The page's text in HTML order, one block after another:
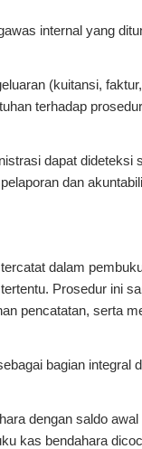
internal yang
(kuitansi,
terhadap
dapat dideteksi
dan
dalam
Prosedur ini
pencatatan, serta
bagian integral
dengan saldo
kas bendahara